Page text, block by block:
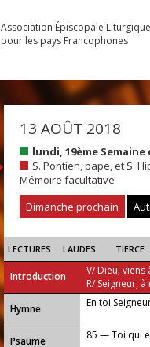
Association Épiscopale Liturgique
pour les pays Francophones
13 AOÛT 2018
lundi, 19ème
S. Pontien, pape, et S.
Mémoire facultative
Dimanche prochain
LECTURES LAUDES TIERCE
Introduction
V/ Dieu, viens
R/ Seigneur,
...
Hymne En toi
Psaume 85 — Toi qui